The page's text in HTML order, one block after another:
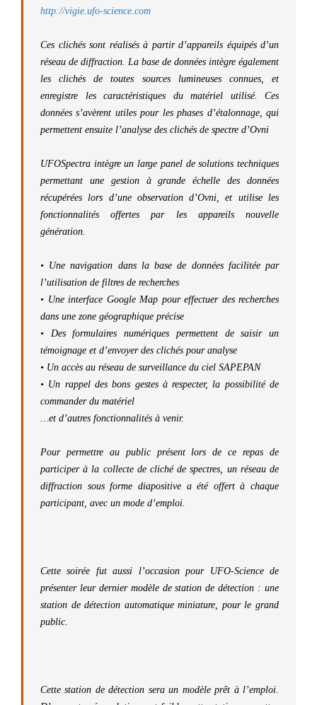
http://vigie.ufo-science.com
Ces clichés sont réalisés à partir d’appareils équipés d’un
réseau de diffraction. La base de données intègre également
les clichés de toutes sources lumineuses connues, et
enregistre les caractéristiques du matériel utilisé. Ces
données s’avèrent utiles pour les phases d’étalonnage, qui
permettent ensuite l’analyse des clichés de spectre d’Ovni
UFOSpectra intègre un large panel de solutions techniques
permettant une gestion à grande échelle des données
récupérées lors d’une observation d’Ovni, et utilise les
fonctionnalités offertes par les appareils nouvelle
génération.
• Une navigation dans la base de données facilitée par
l’utilisation de filtres de recherches
• Une interface Google Map pour effectuer des recherches
dans une zone géographique précise
• Des formulaires numériques permettent de saisir un
témoignage et d’envoyer des clichés pour analyse
• Un accès au réseau de surveillance du ciel SAPEPAN
• Un rappel des bons gestes à respecter, la possibilité de
commander du matériel
…et d’autres fonctionnalités à venir.
Pour permettre au public présent lors de ce repas de
participer à la collecte de cliché de spectres, un réseau de
diffraction sous forme diapositive a été offert à chaque
participant, avec un mode d’emploi.
Cette soirée fut aussi l’occasion pour UFO-Science de
présenter leur dernier modèle de station de détection : une
station de détection automatique miniature, pour le grand
public.
Cette station de détection sera un modèle prêt à l’emploi.